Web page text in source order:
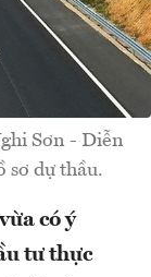
Sơn - Diễn
sơ dự thầu.
có ý
tư thực